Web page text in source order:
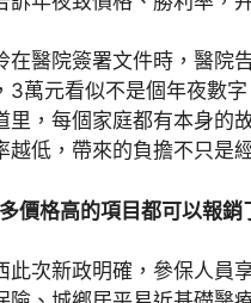
在醫院簽署文件時，醫院
3萬元看似不是個年夜數
里，每個家庭都有本身的
越低，帶來的負擔不只是
價格高的項目都可以報銷
此次新政明確，參保人員